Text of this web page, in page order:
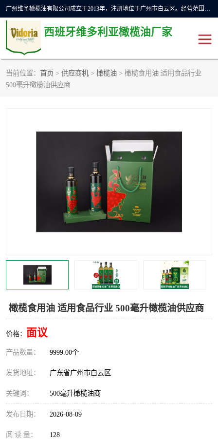
广州维圣橄榄油有限公司成立于2013年，注册地位于广州市白云区。经营范围包括饲料原料销售;畜牧渔业饲料销售;化妆品批发;贸易经纪;食品进出口等，主要产品有：橄榄果渣油，橄榄油，纯橄榄油等。
西班牙维多利亚橄榄油厂家
当前位置： 首页 > 供应商机 > 橄榄油 > 橄榄食用油 适用食品行业
500毫升橄榄油供应商
橄榄食用油 适用食品行业 500毫升橄榄油供应商
价格： 面议
产品数量： 9999.00个
发货地址： 广东省广州市白云区
关键词： 500毫升橄榄油商
发布日期： 2026-08-09
阅 读 量： 128
橄榄油
橄榄果渣油 精炼橄榄油